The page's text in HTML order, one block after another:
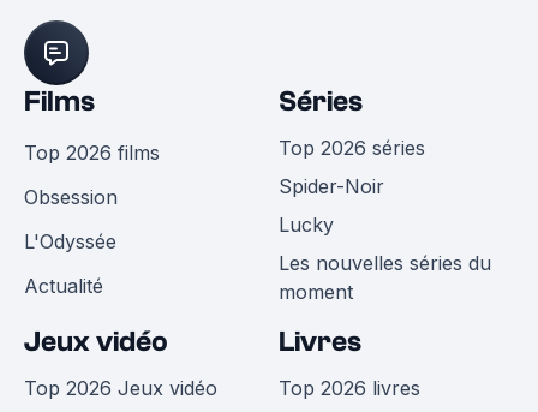
Films
Top 2026 films
Obsession
L'Odyssée
Actualité
Séries
Top 2026 séries
Spider-Noir
Lucky
Les nouvelles séries du
moment
Jeux vidéo
Top 2026 Jeux vidéo
Livres
Top 2026 livres